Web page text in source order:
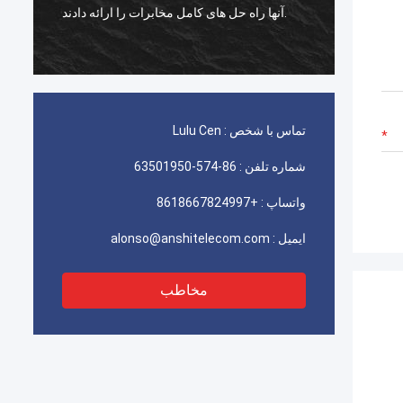
آنها راه حل های کامل مخابرات را ارائه دادند.
استفاده برای ایران telecom عالی کار می کند،
تماس با شخص : Lulu Cen
شماره تلفن : 86-574-63501950
واتساپ : +8618667824997
ایمیل : alonso@anshitelecom.com
مخاطب